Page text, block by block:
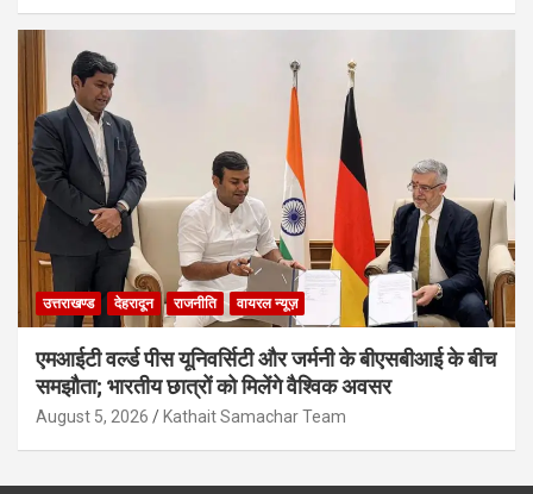
उत्तराखण्ड देहरादून राजनीति वायरल न्यूज़
एमआईटी वर्ल्ड पीस यूनिवर्सिटी और जर्मनी के बीएसबीआई के बीच
समझौता; भारतीय छात्रों को मिलेंगे वैश्विक अवसर
August 5, 2026 Kathait Samachar Team